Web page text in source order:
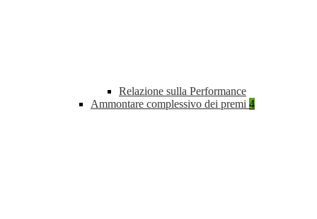
Relazione sulla Performance
Ammontare complessivo dei premi 4